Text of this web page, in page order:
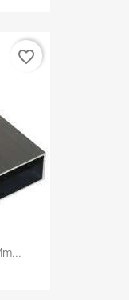
favorite_border